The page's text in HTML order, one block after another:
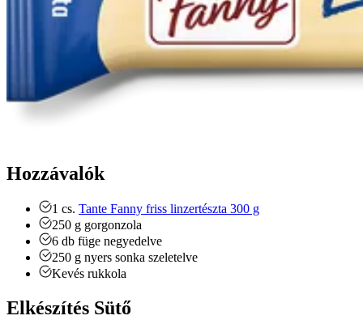
Hozzávalók
1 cs. Tante Fanny friss linzertészta 300 g
250 g gorgonzola
6 db füge negyedelve
250 g nyers sonka szeletelve
Kevés rukkola
Elkészítés Sütő